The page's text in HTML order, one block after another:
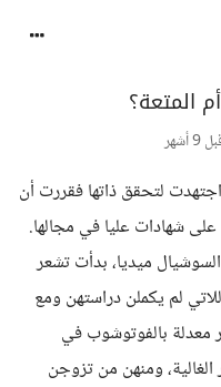
المتعة؟
9 أشهر
لتحقق ذاتها فقررت أن
شهادات عليا في مجالها.
ميديا، بدأت تشعر
لم يكملن دراستهن ومع
بالفوتوشوب في
ومنهن من تزوجن